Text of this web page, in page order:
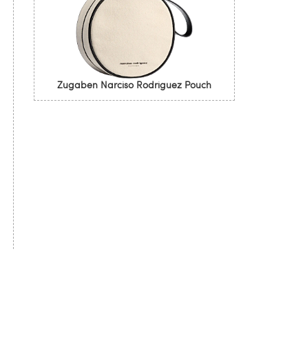
Zugaben Narciso Rodriguez Pouch